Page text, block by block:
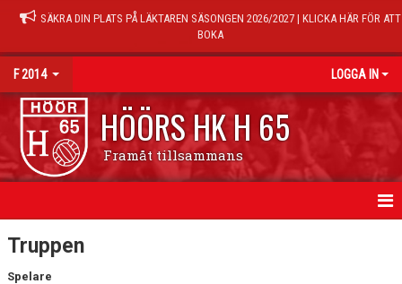
SÄKRA DIN PLATS PÅ LÄKTAREN SÄSONGEN 2026/2027 | KLICKA HÄR FÖR ATT
BOKA
F 2014 LOGGA IN
HÖÖRS HK H 65
Framåt tillsammans
HEM
NYHETER
Truppen
Spelare